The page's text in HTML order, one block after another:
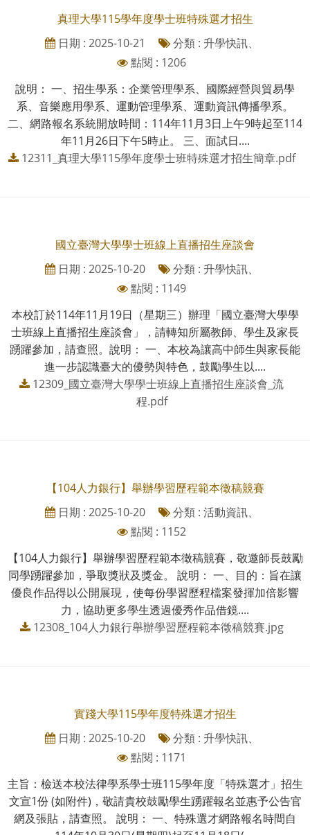
真理大學115學年度學士班特殊選才招生
日期 : 2025-10-21
分類 : 升學快訊、
點閱 : 1206
說明： 一、招生學系：企業管理學系、國際經營與貿易學
系、音樂應用學系、運動管理學系、運動資訊傳播學系。
二、網路報名系統開放時間：114年11月3日上午9時起至114
年11月26日下午5時止。 三、面試日....
12311_真理大學115學年度學士班特殊選才招生簡章.pdf
國立臺灣大學學士班線上直播招生座談會
日期 : 2025-10-20
分類 : 升學快訊、
點閱 : 1149
本校訂於114年11月19日（星期三）辦理「國立臺灣大學學
士班線上直播招生座談會」，請轉知所屬教師、學生及家長
踴躍參加，請查照。說明： 一、本校為讓高中師生與家長能
進一步認識臺大的優勢與特色，鼓勵學生以....
12309_國立臺灣大學學士班線上直播招生座談會_流
程.pdf
【104人力銀行】舉辦學習歷程範本徵稿競賽
日期 : 2025-10-20
分類 : 活動資訊、
點閱 : 1152
【104人力銀行】舉辦學習歷程範本徵稿競賽，敬邀師長鼓勵
同學踴躍參加，爭取獎狀及獎金。 說明： 一、目的：旨在讓
優良作品得以公開展現，使每份學習歷程檔案發揮加倍影響
力，協助更多學生透過優秀作品借鏡....
12308_104人力銀行舉辦學習歷程範本徵稿競賽.jpg
實踐大學115學年度特殊選才招生
日期 : 2025-10-20
分類 : 升學快訊、
點閱 : 1171
主旨：檢送本校法律學系學士班115學年度「特殊選才」招生
文宣1份 (如附件)，敬請貴校鼓勵學生踴躍報名並惠予公告官
網及張貼，請查照。 說明： 一、特殊選才網路報名時間自